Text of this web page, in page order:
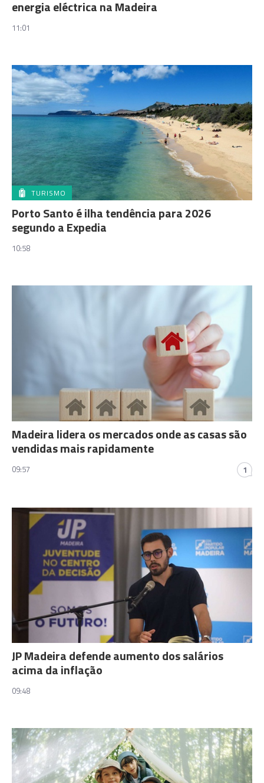
energia eléctrica na Madeira
11:01
TURISMO
Porto Santo é ilha tendência para 2026
segundo a Expedia
10:58
Madeira lidera os mercados onde as casas são
vendidas mais rapidamente
09:57 1
JP Madeira defende aumento dos salários
acima da inflação
09:48